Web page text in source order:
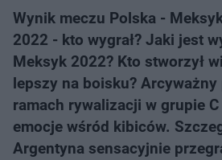
Wynik meczu Polska -
2022 - kto wygrał? Jaki jest
Meksyk 2022? Kto stworzył
lepszy na boisku?
ramach rywalizacji w grupie C
emocje wśród kibiców.
Argentyna sensacyjnie